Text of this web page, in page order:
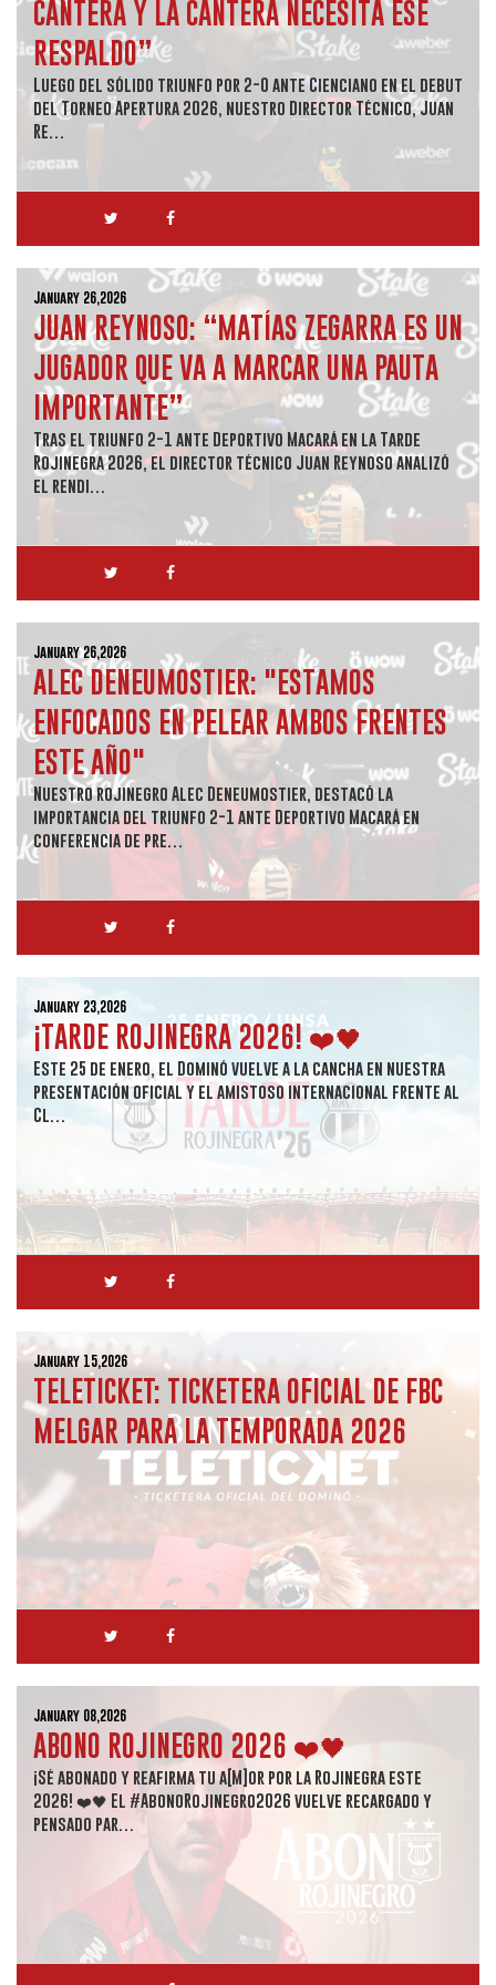
CANTERA Y LA CANTERA NECESITA ESE
RESPALDO”
Luego del sólido triunfo por 2-0 ante Cienciano en el debut
del Torneo Apertura 2026, nuestro Director Técnico, Juan
Re…
January 26,2026
JUAN REYNOSO: “MATÍAS ZEGARRA ES UN
JUGADOR QUE VA A MARCAR UNA PAUTA
IMPORTANTE”
Tras el triunfo 2-1 ante Deportivo Macará en la Tarde
Rojinegra 2026, el director técnico Juan Reynoso analizó
el rendi…
January 26,2026
ALEC DENEUMOSTIER: "ESTAMOS
ENFOCADOS EN PELEAR AMBOS FRENTES
ESTE AÑO"
Nuestro rojinegro Alec Deneumostier, destacó la
importancia del triunfo 2-1 ante Deportivo Macará en
conferencia de pre…
January 23,2026
¡TARDE ROJINEGRA 2026! ❤️🖤
Este 25 de enero, el Dominó vuelve a la cancha en nuestra
presentación oficial y el amistoso internacional frente al
Cl…
January 15,2026
TELETICKET: TICKETERA OFICIAL DE FBC
MELGAR PARA LA TEMPORADA 2026
January 08,2026
ABONO ROJINEGRO 2026 ❤️🖤
¡Sé abonado y reafirma tu a[M]or por la Rojinegra este
2026! ❤️🖤 El #AbonoRojinegro2026 vuelve recargado y
pensado par…